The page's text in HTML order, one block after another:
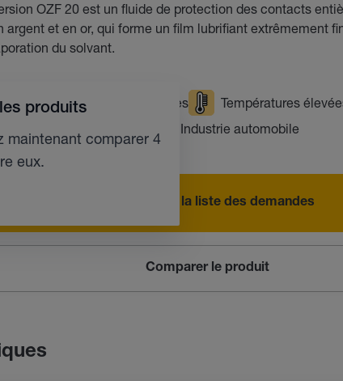
OZF 20 est un fluide de protection des contacts
argent et en or, qui forme un film lubrifiant extrêmement
du solvant.
Températures basses
Températures
Industrie automobile
Ajouter à la liste des demandes
Comparer le produit
produits
maintenant comparer 4
eux.